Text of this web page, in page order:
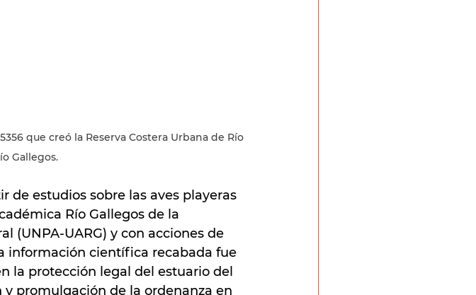
que creó la Reserva Costera Urbana de Río
Gallegos.
de estudios sobre las aves playeras
Río Gallegos de la
(UNPA-UARG) y con acciones de
información científica recabada fue
la protección legal del estuario del
y promulgación de la ordenanza en